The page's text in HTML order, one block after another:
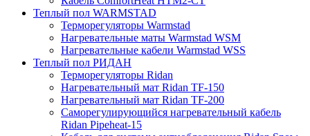
Теплый пол WARMSTAD
Терморегуляторы Warmstad
Нагревательные маты Warmstad WSM
Нагревательные кабели Warmstad WSS
Теплый пол РИДАН
Терморегуляторы Ridan
Нагревательный мат Ridan TF-150
Нагревательный мат Ridan TF-200
Саморегулирующийся нагревательный кабель
Ridan Pipeheat-15